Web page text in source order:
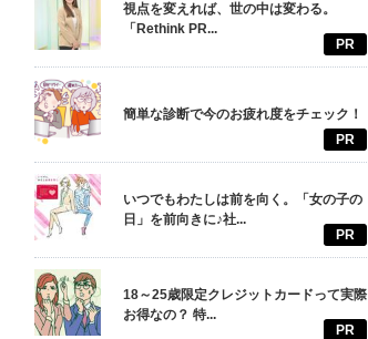
視点を変えれば、世の中は変わる。
「Rethink PR...
PR
簡単な診断で今のお疲れ度をチェック！
PR
いつでもわたしは前を向く。「女の子の
日」を前向きに♪社...
PR
18～25歳限定クレジットカードって実際
お得なの？ 特...
PR